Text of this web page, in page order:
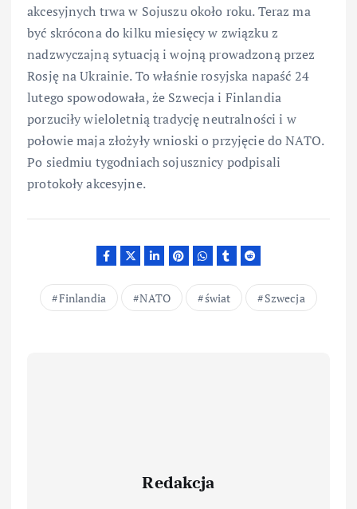
akcesyjnych trwa w Sojuszu około roku. Teraz ma
być skrócona do kilku miesięcy w związku z
nadzwyczajną sytuacją i wojną prowadzoną przez
Rosję na Ukrainie. To właśnie rosyjska napaść 24
lutego spowodowała, że Szwecja i Finlandia
porzuciły wieloletnią tradycję neutralności i w
połowie maja złożyły wnioski o przyjęcie do NATO.
Po siedmiu tygodniach sojusznicy podpisali
protokoły akcesyjne.
Finlandia NATO świat Szwecja
Redakcja